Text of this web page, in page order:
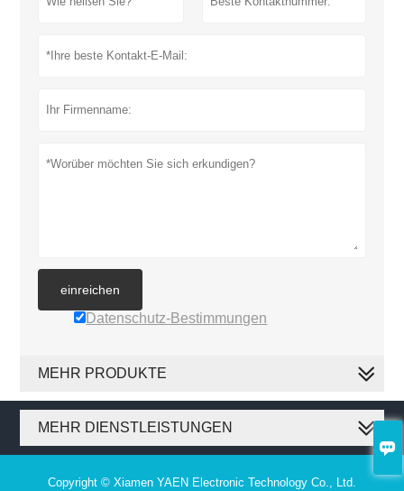

einreichen
Datenschutz-Bestimmungen
MEHR PRODUKTE
MEHR DIENSTLEISTUNGEN
Copyright © Xiamen YAEN Electronic Technology Co., Ltd.